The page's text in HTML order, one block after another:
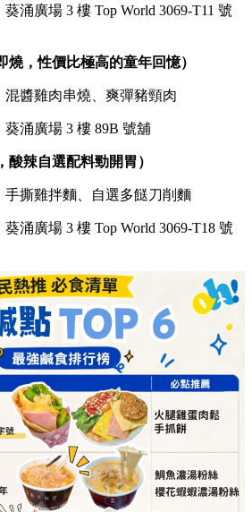
葵涌廣場 3 樓 Top World 3069-T11 號
燒，性價比極高的童年回憶）
混醬雞肉串燒、爽彈豬頸肉
葵涌廣場 3 樓 89B 號舖
酸辣自選配料勁開胃）
手撕雞拌麵、自選多餸刀削麵
葵涌廣場 3 樓 Top World 3069-T18 號